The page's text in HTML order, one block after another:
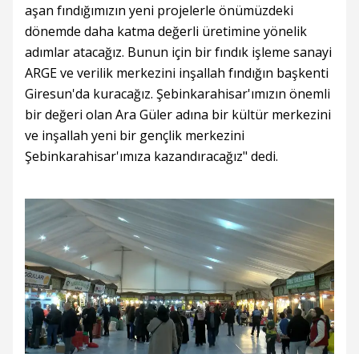
aşan fındığımızın yeni projelerle önümüzdeki
dönemde daha katma değerli üretimine yönelik
adımlar atacağız. Bunun için bir fındık işleme sanayi
ARGE ve verilik merkezini inşallah fındığın başkenti
Giresun'da kuracağız. Şebinkarahisar'ımızın önemli
bir değeri olan Ara Güler adına bir kültür merkezini
ve inşallah yeni bir gençlik merkezini
Şebinkarahisar'ımıza kazandıracağız" dedi.